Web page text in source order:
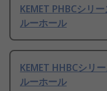
KEMET PHBCシリ
ルーホール
KEMET HHBCシリ
ルーホール